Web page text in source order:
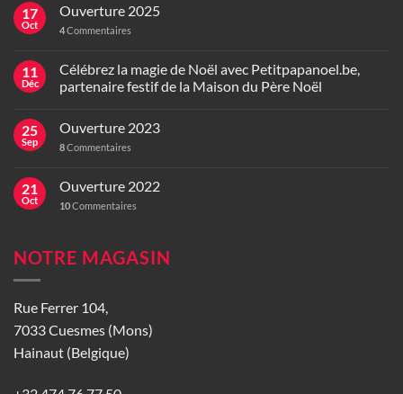
17
Oct
Ouverture 2025
4Commentaires
11
Déc
Célébrez la magie de Noël avec Petitpapanoel.be,
partenaire festif de la Maison du Père Noël
25
Sep
Ouverture 2023
8Commentaires
21
Oct
Ouverture 2022
10Commentaires
NOTRE MAGASIN
Rue Ferrer 104,
7033 Cuesmes (Mons)
Hainaut (Belgique)